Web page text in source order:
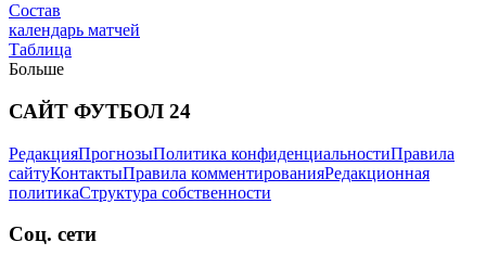
Новости
Состав
календарь матчей
Таблица
Больше
САЙТ ФУТБОЛ 24
РедакцияПрогнозыПолитика конфиденциальностиПравила
сайтуКонтактыПравила комментированияРедакционная
политикаСтруктура собственности
Соц. сети